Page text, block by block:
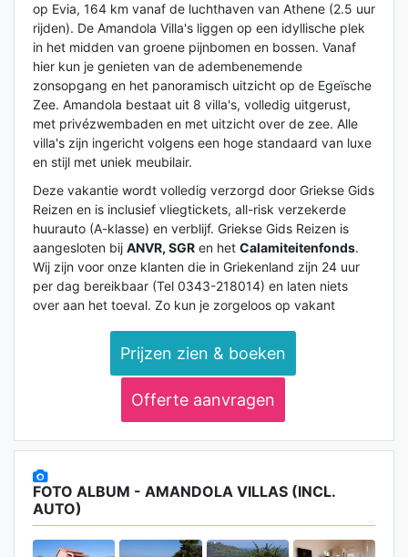
op Evia, 164 km vanaf de luchthaven van Athene (2.5 uur
rijden). De Amandola Villa's liggen op een idyllische plek
in het midden van groene pijnbomen en bossen. Vanaf
hier kun je genieten van de adembenemende
zonsopgang en het panoramisch uitzicht op de Egeïsche
Zee. Amandola bestaat uit 8 villa's, volledig uitgerust,
met privézwembaden en met uitzicht over de zee. Alle
villa's zijn ingericht volgens een hoge standaard van luxe
en stijl met uniek meubilair.
Deze vakantie wordt volledig verzorgd door Griekse Gids
Reizen en is inclusief vliegtickets, all-risk verzekerde
huurauto (A-klasse) en verblijf. Griekse Gids Reizen is
aangesloten bij ANVR, SGR en het Calamiteitenfonds.
Wij zijn voor onze klanten die in Griekenland zijn 24 uur
per dag bereikbaar (Tel 0343-218014) en laten niets
over aan het toeval. Zo kun je zorgeloos op vakant
Prijzen zien & boeken
Offerte aanvragen
FOTO ALBUM - AMANDOLA VILLAS (INCL.
AUTO)